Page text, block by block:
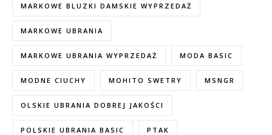
MARKOWE BLUZKI DAMSKIE WYPRZEDAŻ
MARKOWE UBRANIA
MARKOWE UBRANIA WYPRZEDAŻ MODA BASIC
MODNE CIUCHY MOHITO SWETRY MSNGR
OLSKIE UBRANIA DOBREJ JAKOŚCI
POLSKIE UBRANIA BASIC PTAK